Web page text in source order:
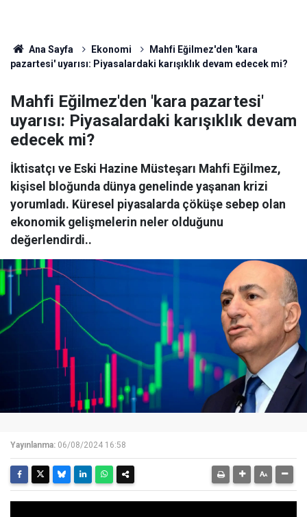
Ana Sayfa Ekonomi
Mahfi Eğilmez'den 'kara
pazartesi' uyarısı: Piyasalardaki karışıklık devam edecek mi?
Mahfi Eğilmez'den 'kara pazartesi'
uyarısı: Piyasalardaki karışıklık devam
edecek mi?
İktisatçı ve Eski Hazine Müsteşarı Mahfi Eğilmez,
kişisel bloğunda dünya genelinde yaşanan krizi
yorumladı. Küresel piyasalarda çöküşe sebep olan
ekonomik gelişmelerin neler olduğunu
değerlendirdi..
Yayınlanma: 06/08/2024 16:58